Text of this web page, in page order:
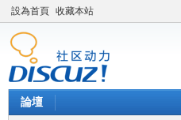
設為首頁 收藏本站
論壇